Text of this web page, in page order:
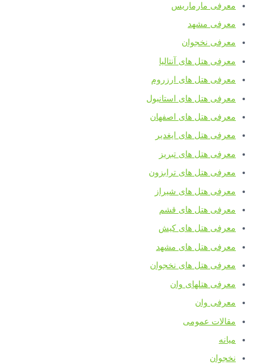
معرفی مارماریس
معرفی مشهد
معرفی نخجوان
معرفی هتل های آنتالیا
معرفی هتل های ارزروم
معرفی هتل های استانبول
معرفی هتل های اصفهان
معرفی هتل های ایغدیر
معرفی هتل های تبریز
معرفی هتل های ترابزون
معرفی هتل های شیراز
معرفی هتل های قشم
معرفی هتل های کیش
معرفی هتل های مشهد
معرفی هتل های نخجوان
معرفی هتلهای وان
معرفی وان
مقالات عمومی
میانه
نخجوان